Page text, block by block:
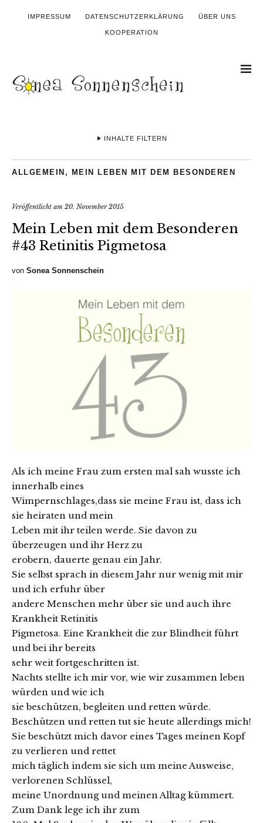
IMPRESSUM DATENSCHUTZERKLÄRUNG ÜBER UNS
KOOPERATION
INHALTE FILTERN
ALLGEMEIN , MEIN LEBEN MIT DEM BESONDEREN
Veröffentlicht am 20. November 2015
Mein Leben mit dem Besonderen
#43 Retinitis Pigmetosa
von Sonea Sonnenschein
Als ich meine Frau zum ersten mal sah wusste ich
innerhalb eines
Wimpernschlages,dass sie meine Frau ist, dass ich
sie heiraten und mein
Leben mit ihr teilen werde. Sie davon zu
überzeugen und ihr Herz zu
erobern, dauerte genau ein Jahr.
Sie selbst sprach in diesem Jahr nur wenig mit mir
und ich erfuhr über
andere Menschen mehr über sie und auch ihre
Krankheit Retinitis
Pigmetosa. Eine Krankheit die zur Blindheit führt
und bei ihr bereits
sehr weit fortgeschritten ist.
Nachts stellte ich mir vor, wie wir zusammen leben
würden und wie ich
sie beschützen, begleiten und retten würde.
Beschützen und retten tut sie heute allerdings mich!
Sie beschützt mich davor eines Tages meinen Kopf
zu verlieren und rettet
mich täglich indem sie sich um meine Ausweise,
verlorenen Schlüssel,
meine Unordnung und meinen Alltag kümmert.
Zum Dank lege ich ihr zum